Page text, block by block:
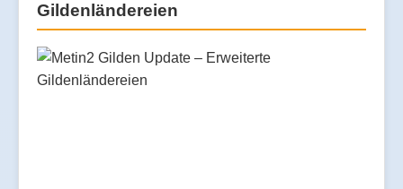
Gildenländereien